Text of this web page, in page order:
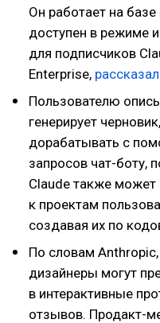
Он работает на
доступен в режиме
для подписчиков
Enterprise,
Пользователю
генерирует
дорабатывать с
запросов чат-боту,
Claude также может
к проектам
создавая их по
По словам
дизайнеры могут
в интерактивные
отзывов. Продакт-